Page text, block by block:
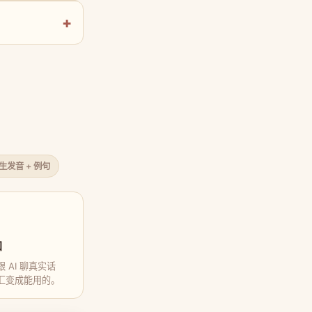
发音 + 例句
AI 聊真实话
成能用的。